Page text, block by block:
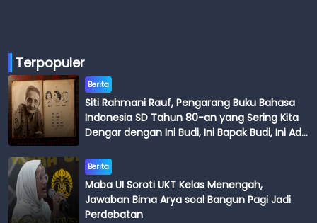
Terpopuler
Berita
Siti Rahmani Rauf, Pengarang Buku Bahasa
Indonesia SD Tahun 80-an yang Sering Kita
Dengar dengan Ini Budi, Ini Bapak Budi, Ini Adik
Berita
Maba UI Soroti UKT Kelas Menengah,
Jawaban Bima Arya soal Bangun Pagi Jadi
Perdebatan